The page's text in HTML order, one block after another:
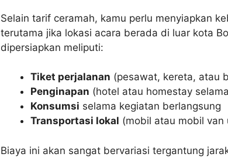
Selain tarif ceramah, kamu perlu menyiapkan
terutama jika lokasi acara berada di luar kota
dipersiapkan meliputi:
Tiket perjalanan (pesawat, kereta, atau
Penginapan (hotel atau homestay
Konsumsi selama kegiatan berlangsung
Transportasi lokal (mobil atau mobil
Biaya ini akan sangat bervariasi tergantung